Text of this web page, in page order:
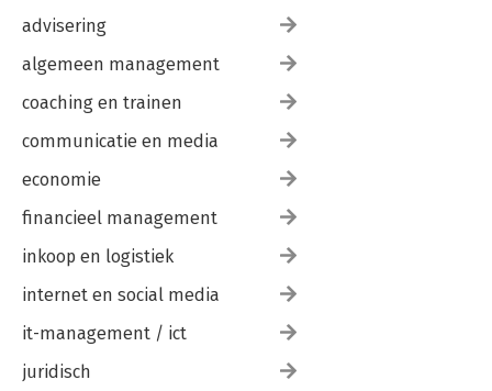
advisering
algemeen management
coaching en trainen
communicatie en media
economie
financieel management
inkoop en logistiek
internet en social media
it-management / ict
juridisch